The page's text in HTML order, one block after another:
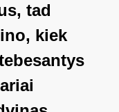
tad
kiek